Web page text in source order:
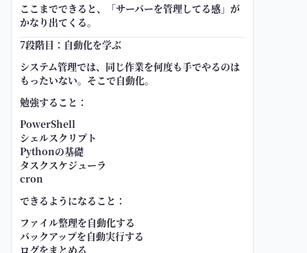
ここまでできると、「サーバーを管理してる感」が
かなり出てくる。
7段階目：自動化を学ぶ
システム管理では、同じ作業を何度も手でやるのは
もったいない。そこで自動化。
勉強すること：
PowerShell
シェルスクリプト
Pythonの基礎
タスクスケジューラ
cron
できるようになること：
ファイル整理を自動化する
バックアップを自動実行する
ログをまとめる